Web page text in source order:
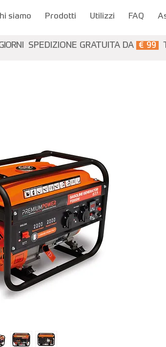
siamo Prodotti Utilizzi FAQ
SPEDIZIONE GRATUITA DA € 99